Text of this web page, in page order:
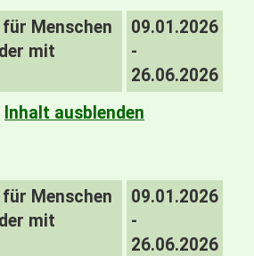
Menschen
mit
09.01.2026
-
26.06.2026
Inhalt ausblenden
Menschen
mit
09.01.2026
-
26.06.2026